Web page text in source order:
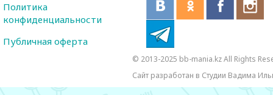
Политика
конфиденциальности
Публичная оферта
© 2013-2025 bb-mania.kz All Rights
Сайт разработан в Студии Вадима